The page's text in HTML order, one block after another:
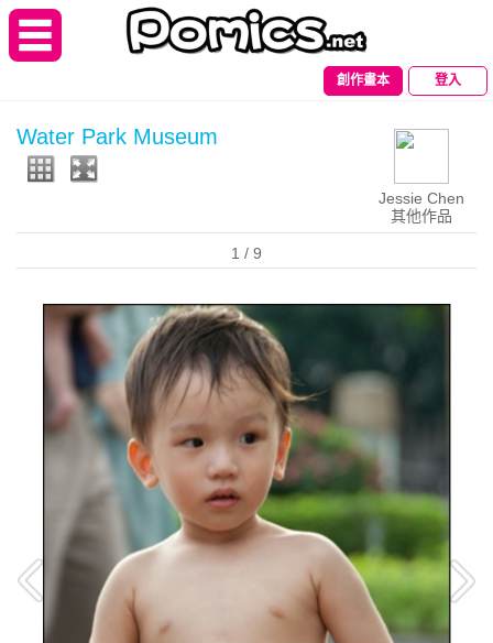
創作畫本 登入
Water Park Museum
Jessie Chen
其他作品
1 / 9